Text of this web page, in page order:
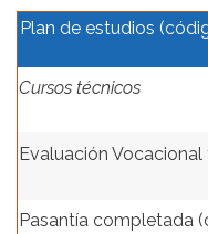
Plan de estudios
Cursos técnicos
Evaluación
Pasantía completada